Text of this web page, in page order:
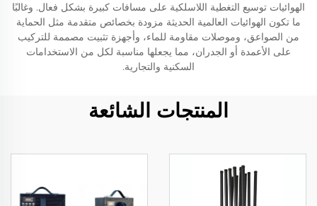
الهوائيات توسيع التغطية اللاسلكية على مسافات كبيرة بشكل فعال. وغالبًا
ما تكون الهوائيات العالمية الحديثة مزودة بخصائص متقدمة مثل الحماية
من الصواعق، وموصلات مقاومة للماء، وأجهزة تثبيت مصممة للتركيب
على الأعمدة أو الجدران، مما يجعلها مناسبة لكل من الاستخدامات
السكنية والتجارية.
المنتجات الشائعة